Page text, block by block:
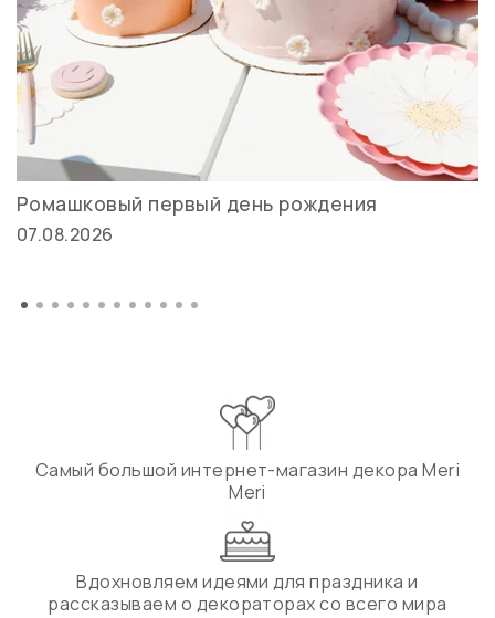
Ромашковый первый день рождения
07.08.2026
Самый большой интернет-магазин декора Meri
Meri
Вдохновляем идеями для праздника и
рассказываем о декораторах со всего мира